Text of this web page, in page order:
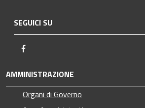
SEGUICI SU
AMMINISTRAZIONE
Organi di Governo